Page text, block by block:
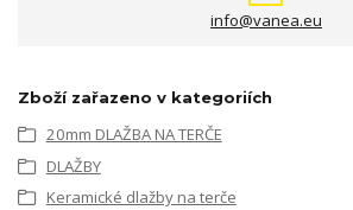
info@vanea.eu
Zboží zařazeno v kategoriích
20mm DLAŽBA NA TERČE
DLAŽBY
Keramické dlažby na terče